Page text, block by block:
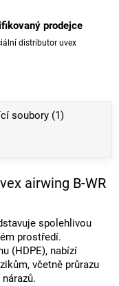
prodejce
distributor uvex
soubory (1)
airwing B-WR
spolehlivou
prostředí.
(HDPE), nabízí
včetně průrazu